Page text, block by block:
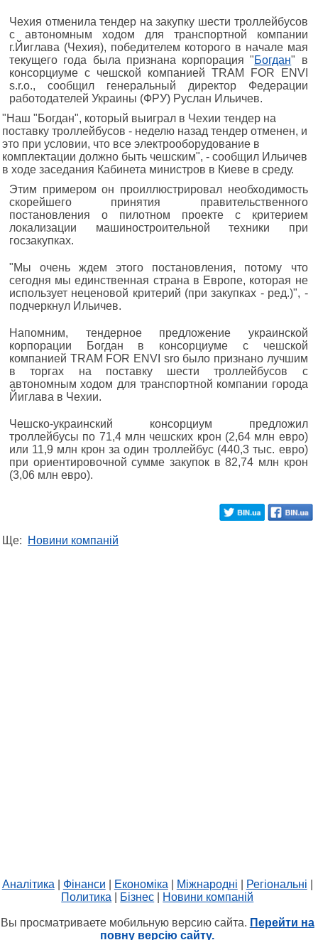
Чехия отменила тендер на закупку шести троллейбусов
с автономным ходом для транспортной компании
г.Йиглава (Чехия), победителем которого в начале мая
текущего года была признана корпорация "Богдан" в
консорциуме с чешской компанией TRAM FOR ENVI
s.r.o., сообщил генеральный директор Федерации
работодателей Украины (ФРУ) Руслан Ильичев.
"Наш "Богдан", который выиграл в Чехии тендер на
поставку троллейбусов - неделю назад тендер отменен, и
это при условии, что все электрооборудование в
комплектации должно быть чешским", - сообщил Ильичев
в ходе заседания Кабинета министров в Киеве в среду.
Этим примером он проиллюстрировал необходимость
скорейшего принятия правительственного
постановления о пилотном проекте с критерием
локализации машиностроительной техники при
госзакупках.
"Мы очень ждем этого постановления, потому что
сегодня мы единственная страна в Европе, которая не
использует неценовой критерий (при закупках - ред.)", -
подчеркнул Ильичев.
Напомним, тендерное предложение украинской
корпорации Богдан в консорциуме с чешской
компанией TRAM FOR ENVI sro было признано лучшим
в торгах на поставку шести троллейбусов с
автономным ходом для транспортной компании города
Йиглава в Чехии.
Чешско-украинский консорциум предложил
троллейбусы по 71,4 млн чешских крон (2,64 млн евро)
или 11,9 млн крон за один троллейбус (440,3 тыс. евро)
при ориентировочной сумме закупок в 82,74 млн крон
(3,06 млн евро).
Ще: Новини компаній
Аналітика Фінанси Економіка Міжнародні Регіональні
Политика
Бізнес Новини компаній
Вы просматриваете мобильную версию сайта. Перейти на
повну версію сайту.